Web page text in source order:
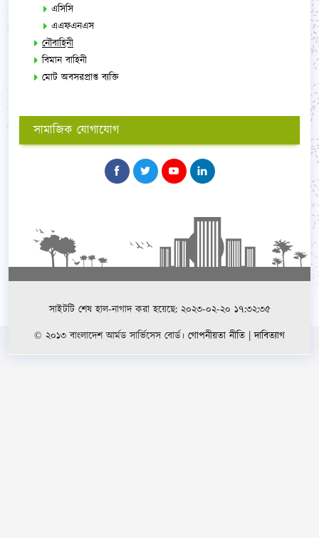
এসিসি
এএফএনএস
নৌবাহিনী
বিমান বাহিনী
মোট অবসরপ্রাপ্ত ব্যক্তি
সামাজিক যোগাযোগ
সাইটটি শেষ হাল-নাগাদ করা হয়েছে: ২০২৩-০২-২০ ১৭:৩২:৩৫
© ২০১৩ বাংলাদেশ আর্মড সার্ভিসেস বোর্ড। গোপনীয়তা নীতি |দাবিত্যাগ